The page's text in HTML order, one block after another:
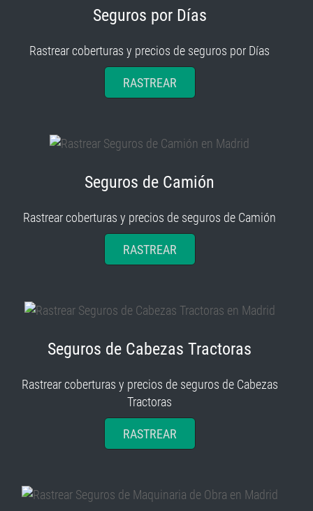
Seguros por Días
Rastrear coberturas y precios de seguros por Días
RASTREAR
Seguros de Camión
Rastrear coberturas y precios de seguros de Camión
RASTREAR
Seguros de Cabezas Tractoras
Rastrear coberturas y precios de seguros de Cabezas
Tractoras
RASTREAR